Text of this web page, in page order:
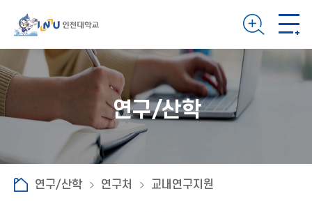
연구/산학
연구/산학 연구처 교내연구지원